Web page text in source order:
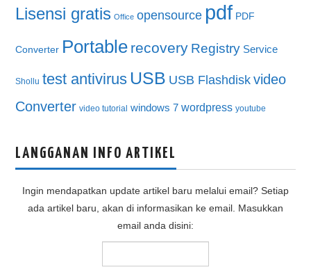
Lisensi gratis Office opensource pdf PDF
Converter Portable recovery Registry Service
Shollu test antivirus USB USB Flashdisk video
Converter video tutorial windows 7 wordpress youtube
LANGGANAN INFO ARTIKEL
Ingin mendapatkan update artikel baru melalui email? Setiap
ada artikel baru, akan di informasikan ke email. Masukkan
email anda disini: